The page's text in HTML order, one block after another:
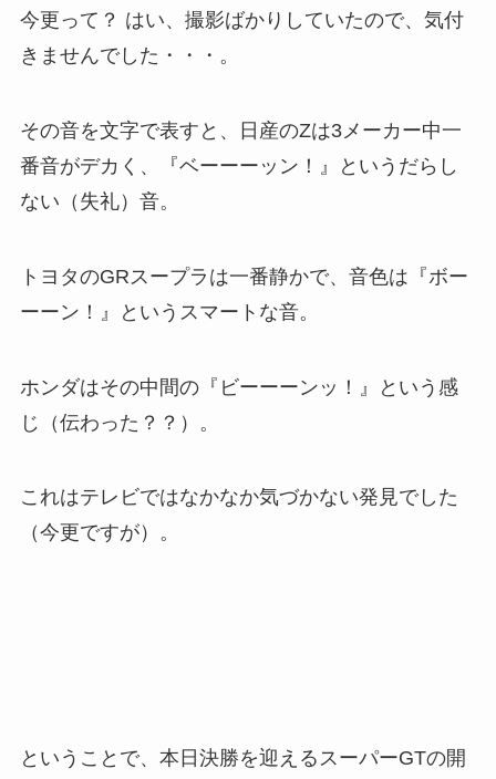
今更って？ はい、撮影ばかりしていたので、気付
きませんでした・・・。
その音を文字で表すと、日産のZは3メーカー中一
番音がデカく、『ベーーーッン！』というだらし
ない（失礼）音。
トヨタのGRスープラは一番静かで、音色は『ボー
ーーン！』というスマートな音。
ホンダはその中間の『ビーーーンッ！』という感
じ（伝わった？？）。
これはテレビではなかなか気づかない発見でした
（今更ですが）。
ということで、本日決勝を迎えるスーパーGTの開